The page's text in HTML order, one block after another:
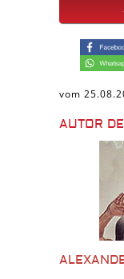
vom
AUTOR